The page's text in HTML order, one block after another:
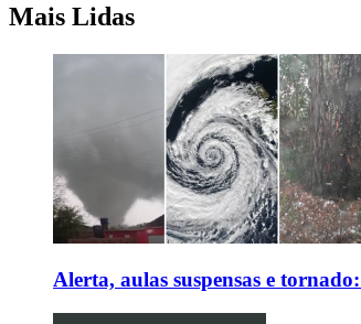
Mais Lidas
Alerta, aulas suspensas e